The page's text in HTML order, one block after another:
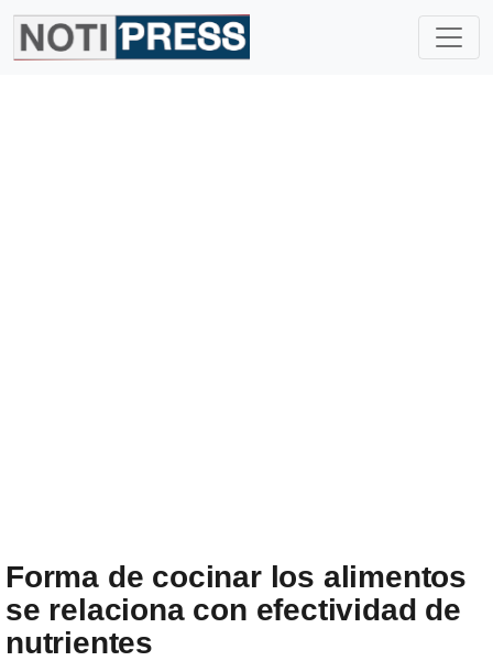
Forma de cocinar los alimentos
se relaciona con efectividad de
nutrientes